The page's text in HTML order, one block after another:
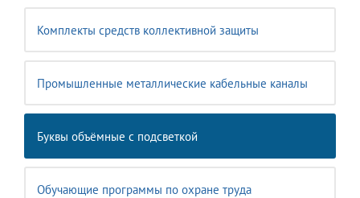
Комплекты средств коллективной защиты
Промышленные металлические кабельные каналы
Буквы объёмные с подсветкой
Обучающие программы по охране труда